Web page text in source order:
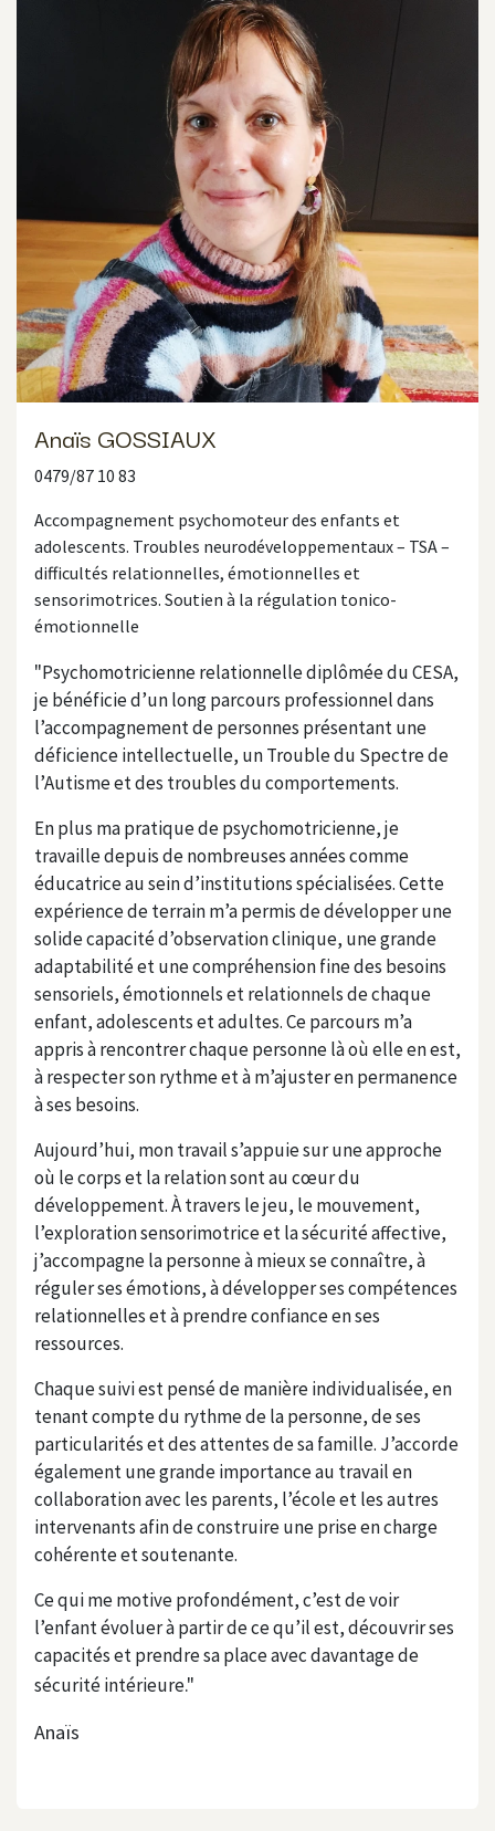
Anaïs GOSSIAUX
0479/87 10 83
Accompagnement psychomoteur des enfants et
adolescents. Troubles neurodéveloppementaux – TSA –
difficultés relationnelles, émotionnelles et
sensorimotrices. Soutien à la régulation tonico-
émotionnelle
"Psychomotricienne relationnelle diplômée du CESA,
je bénéficie d’un long parcours professionnel dans
l’accompagnement de personnes présentant une
déficience intellectuelle, un Trouble du Spectre de
l’Autisme et des troubles du comportements.
En plus ma pratique de psychomotricienne, je
travaille depuis de nombreuses années comme
éducatrice au sein d’institutions spécialisées. Cette
expérience de terrain m’a permis de développer une
solide capacité d’observation clinique, une grande
adaptabilité et une compréhension fine des besoins
sensoriels, émotionnels et relationnels de chaque
enfant, adolescents et adultes. Ce parcours m’a
appris à rencontrer chaque personne là où elle en est,
à respecter son rythme et à m’ajuster en permanence
à ses besoins.
Aujourd’hui, mon travail s’appuie sur une approche
où le corps et la relation sont au cœur du
développement. À travers le jeu, le mouvement,
l’exploration sensorimotrice et la sécurité affective,
j’accompagne la personne à mieux se connaître, à
réguler ses émotions, à développer ses compétences
relationnelles et à prendre confiance en ses
ressources.
Chaque suivi est pensé de manière individualisée, en
tenant compte du rythme de la personne, de ses
particularités et des attentes de sa famille. J’accorde
également une grande importance au travail en
collaboration avec les parents, l’école et les autres
intervenants afin de construire une prise en charge
cohérente et soutenante.
Ce qui me motive profondément, c’est de voir
l’enfant évoluer à partir de ce qu’il est, découvrir ses
capacités et prendre sa place avec davantage de
sécurité intérieure."
Anaïs